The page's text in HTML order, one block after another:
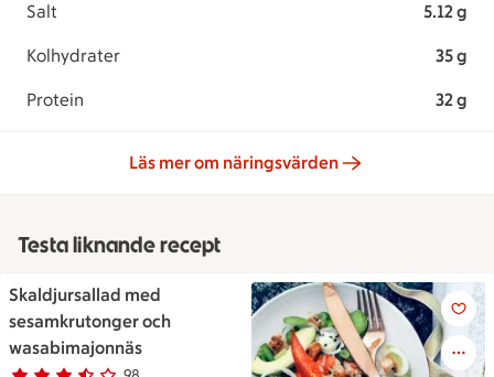
Salt 5.12 g
Kolhydrater 35 g
Protein 32 g
Läs mer om näringsvärden
Testa liknande recept
Skaldjursallad med
sesamkrutonger och
wasabimajonnäs
Skaldjursallad med